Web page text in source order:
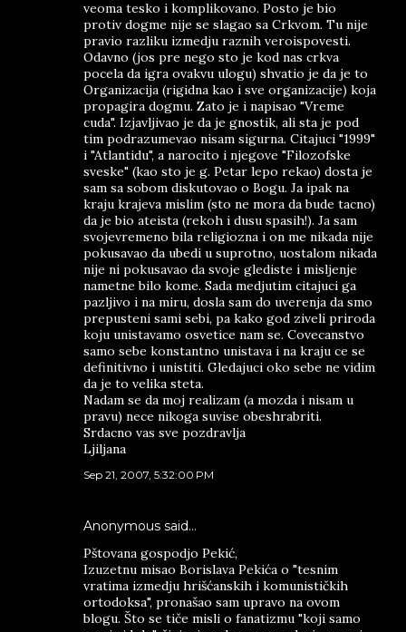
veoma tesko i komplikovano. Posto je bio
protiv dogme nije se slagao sa Crkvom. Tu nije
pravio razliku izmedju raznih veroispovesti.
Odavno (jos pre nego sto je kod nas crkva
pocela da igra ovakvu ulogu) shvatio je da je to
Organizacija (rigidna kao i sve organizacije) koja
propagira dogmu. Zato je i napisao "Vreme
cuda". Izjavljivao je da je gnostik, ali sta je pod
tim podrazumevao nisam sigurna. Citajuci "1999"
i "Atlantidu", a narocito i njegove "Filozofske
sveske" (kao sto je g. Petar lepo rekao) dosta je
sam sa sobom diskutovao o Bogu. Ja ipak na
kraju krajeva mislim (sto ne mora da bude tacno)
da je bio ateista (rekoh i dusu spasih!). Ja sam
svojevremeno bila religiozna i on me nikada nije
pokusavao da ubedi u suprotno, uostalom nikada
nije ni pokusavao da svoje glediste i misljenje
nametne bilo kome. Sada medjutim citajuci ga
pazljivo i na miru, dosla sam do uverenja da smo
prepusteni sami sebi, pa kako god ziveli priroda
koju unistavamo osvetice nam se. Covecanstvo
samo sebe konstantno unistava i na kraju ce se
definitivno i unistiti. Gledajuci oko sebe ne vidim
da je to velika steta.
Nadam se da moj realizam (a mozda i nisam u
pravu) nece nikoga suvise obeshrabriti.
Srdacno vas sve pozdravlja
Ljiljana
Sep 21, 2007, 5:32:00 PM
Anonymous said…
Pštovana gospodjo Pekić,
Izuzetnu misao Borislava Pekića o "tesnim
vratima izmedju hrišćanskih i komunističkih
ortodoksa", pronašao sam upravo na ovom
blogu. Što se tiče misli o fanatizmu "koji samo